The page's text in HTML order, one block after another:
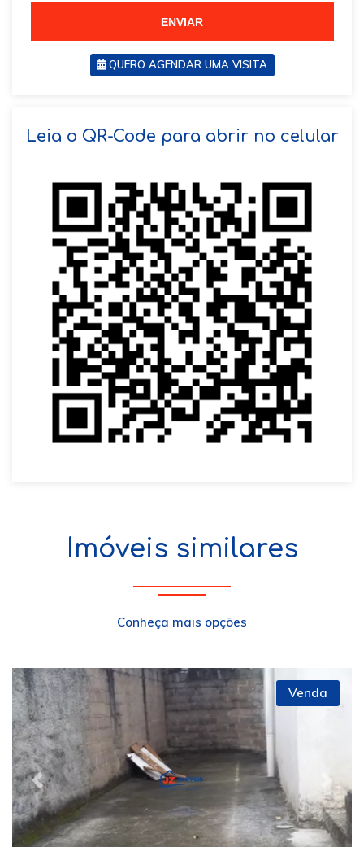
5
ENVIAR
QUERO AGENDAR UMA VISITA
Leia o QR-Code para abrir no celular
Imóveis similares
Conheça mais opções
Previous Next
Venda